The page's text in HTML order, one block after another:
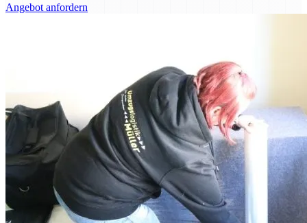
Angebot anfordern